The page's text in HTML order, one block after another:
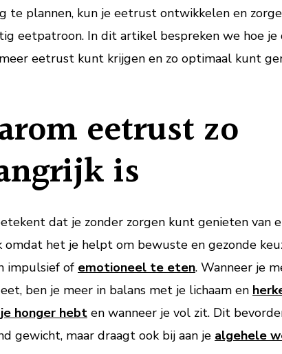
te plannen, kun je eetrust ontwikkelen en
eetpatroon. In dit artikel bespreken we hoe je
eetrust kunt krijgen en zo optimaal kunt
eetrust zo
is
dat je zonder zorgen kunt genieten van
omdat het je helpt om bewuste en gezonde
impulsief of emotioneel te eten. Wanneer je
ben je meer in balans met je lichaam en
honger hebt en wanneer je vol zit. Dit
gewicht, maar draagt ook bij aan je algehele